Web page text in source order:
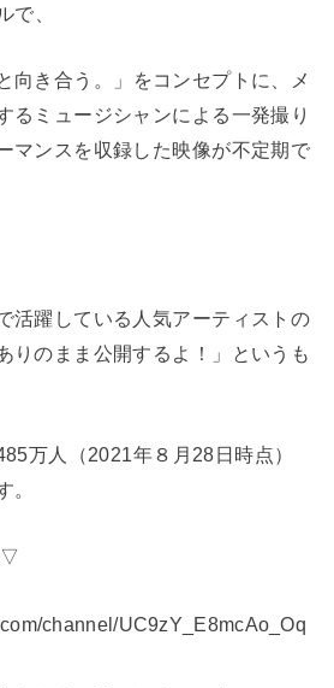
で、
向き合う。」
をコンセプトに、メ
るミュージシャンによる一発撮り
マンスを収録した映像が不定期で
活躍している人気アーティストの
りのまま公開するよ！」
というも
万人（2021年８月28日時点）
。
channel/UC9zY_E8mcAo_Oq